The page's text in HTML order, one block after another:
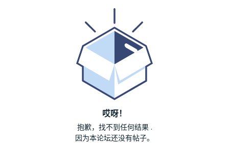
哎呀！
抱歉，找不到任何结果 .
因为本论坛还没有帖子。